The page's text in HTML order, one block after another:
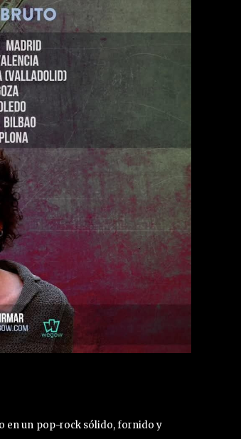
en un pop-rock sólido, fornido y